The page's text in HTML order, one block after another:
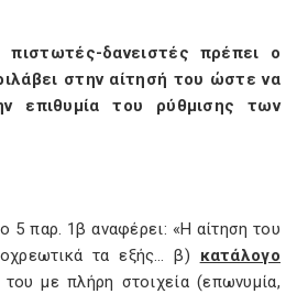
δανειστές πρέπει ο
στην αίτησή του ώστε να
επιθυμία του ρύθμισης των
5 παρ. 1β αναφέρει: «Η αίτηση του
τα εξής… β) κατάλογο
με πλήρη στοιχεία (επωνυµία,